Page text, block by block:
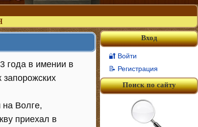
года в имении в
запорожских
Волге,
приехал в
Вход
🔐 Войти
📝 Регистрация
Поиск по сайту